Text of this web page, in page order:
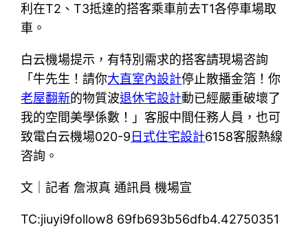
利在T2、T3抵達的搭客乘車前去T1各停車場取
車。
白云機場提示，有特別需求的搭客請現場咨詢
「牛先生！請你大直室內設計停止散播金箔！你
老屋翻新的物質波退休宅設計動已經嚴重破壞了
我的空間美學係數！」客服中間任務人員，也可
致電白云機場020-9日式住宅設計6158客服熱線
咨詢。
文｜記者 詹淑真 通訊員 機場宣
TC:jiuyi9follow8 69fb693b56dfb4.42750351